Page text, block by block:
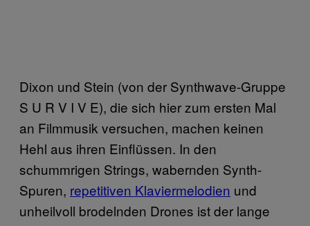
Dixon und Stein (von der Synthwave-Gruppe
S U R V I V E), die sich hier zum ersten Mal
an Filmmusik versuchen, machen keinen
Hehl aus ihren Einflüssen. In den
schummrigen Strings, wabernden Synth-
Spuren, repetitiven Klaviermelodien und
unheilvoll brodelnden Drones ist der lange